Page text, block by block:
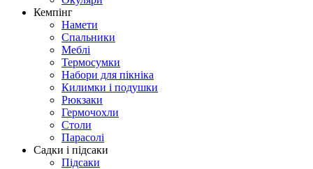
Кемпінг
Намети
Спальники
Меблі
Термосумки
Набори для пікніка
Килимки і подушки
Рюкзаки
Гермочохли
Столи
Парасолі
Садки і підсаки
Підсаки